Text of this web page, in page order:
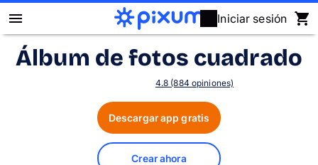
Iniciar sesión
Álbum Digital Pixum
Álbum de fotos cuadrado
4.8 (884 opiniones)
Descargar app gratis
Crear ahora